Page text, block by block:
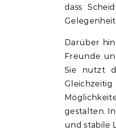
dass
Darüber
Freunde
Sie nutzt
gestalten.
und stabile